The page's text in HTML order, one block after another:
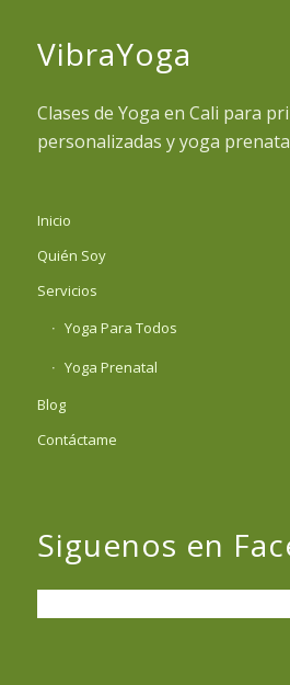
VibraYoga
Clases de Yoga en Cali para
personalizadas y yoga
Inicio
Quién Soy
Servicios
Yoga Para Todos
Yoga Prenatal
Blog
Contáctame
Siguenos en